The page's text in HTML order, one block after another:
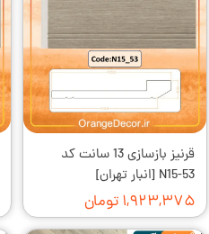
قرنیز بازسازی 13 سانت کد
N15-53 [انبار تهران]
۱,۹۲۳,۳۷۵ تومان